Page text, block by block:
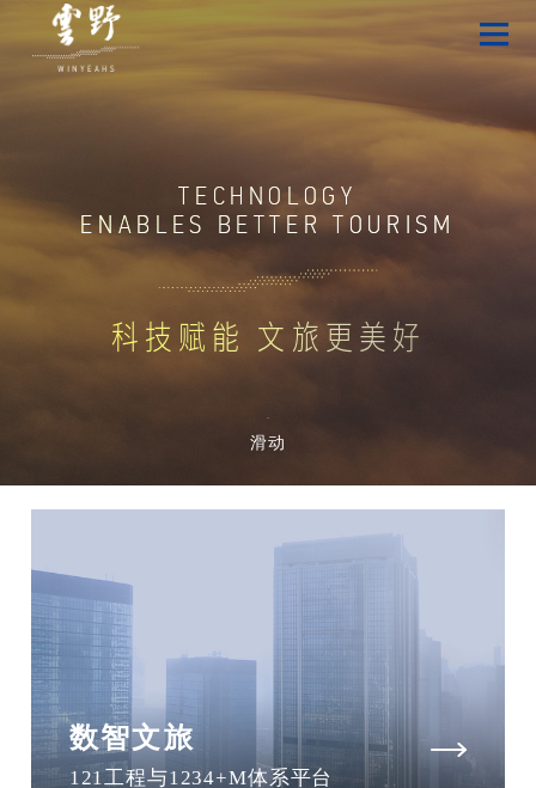
TECHNOLOGY
ENABLES BETTER TOURISM
科技赋能 文旅更美好
滑动
数智文旅
121工程与1234+M体系平台